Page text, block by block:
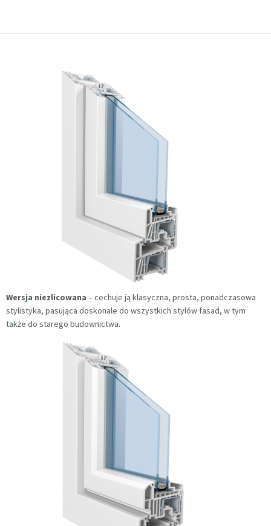
Wersja niezlicowana – cechuje ją klasyczna, prosta, ponadczasowa
stylistyka, pasująca doskonale do wszystkich stylów fasad, w tym
także do starego budownictwa.